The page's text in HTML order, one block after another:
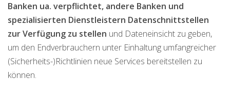
Banken ua. verpflichtet, andere Banken und
spezialisierten Dienstleistern Datenschnittstellen
zur Verfügung zu stellen und Dateneinsicht zu geben,
um den Endverbrauchern unter Einhaltung umfangreicher
(Sicherheits-)Richtlinien neue Services bereitstellen zu
können.